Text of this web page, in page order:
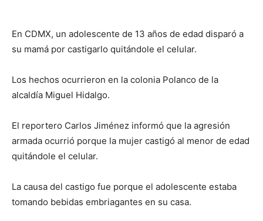
En CDMX, un adolescente de 13 años de edad disparó a
su mamá por castigarlo quitándole el celular.
Los hechos ocurrieron en la colonia Polanco de la
alcaldía Miguel Hidalgo.
El reportero Carlos Jiménez informó que la agresión
armada ocurrió porque la mujer castigó al menor de edad
quitándole el celular.
La causa del castigo fue porque el adolescente estaba
tomando bebidas embriagantes en su casa.